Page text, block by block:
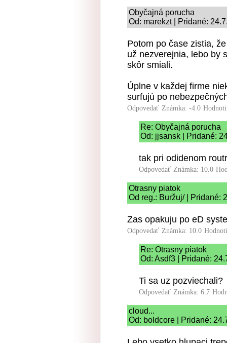
Obyčajná porucha
Od: marekzt | Pridané:
Potom po čase zistia,
už nezverejnia, lebo by
skôr smiali.
Úplne v každej firme
surfujú po
Odpovedať Známka: -4.0
Re: Obyčajná porucha
Od: jjsansk | Pridané:
tak pri odidenom
Odpovedať Známka: 10.0
Otrasny piatok
Od reg.: Buržuj/ | Pridané:
Zas opakuju po eD
Odpovedať Známka: 10.0
Re: Otrasny piatok
Od: Asdf3 | Pridané:
Ti sa uz pozviechali?
Odpovedať Známka: 6.7
cloud...
Od: boldcore | Pridané: